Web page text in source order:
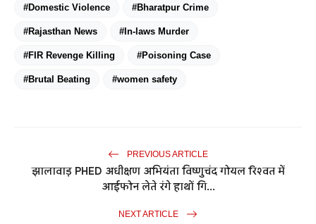
#Domestic Violence #Bharatpur Crime
#Rajasthan News #In-laws Murder
#FIR Revenge Killing #Poisoning Case
#Brutal Beating #women safety
PREVIOUS ARTICLE
झालावाड़ PHED अधीक्षण अभियंता विष्णुचंद गोयल रिश्वत में
आईफोन लेते रंगे हाथों गि...
NEXT ARTICLE